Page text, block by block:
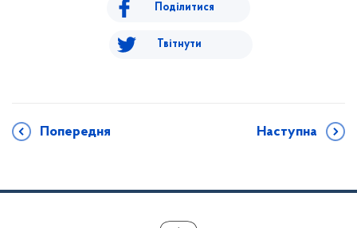
Поділитися
Твітнути
Попередня Наступна